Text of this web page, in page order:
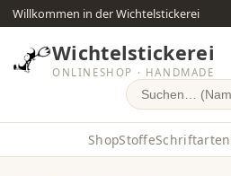
Willkommen in der Wichtelstickerei
Wichtelstickerei
ONLINESHOP · HANDMADE
ShopStoffeSchriftarten